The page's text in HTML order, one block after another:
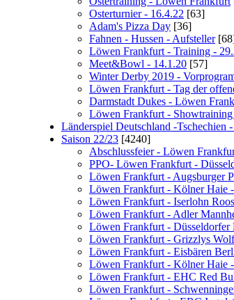
Osterturnier - 16.4.22 [63]
Adam's Pizza Day [36]
Fahnen - Hussen - Aufsteller
Löwen Frankfurt - Training -
Meet&Bowl - 14.1.20 [57]
Winter Derby 2019 -
Löwen Frankfurt - Tag der
Darmstadt Dukes - Löwen
Löwen Frankfurt -
Länderspiel Deutschland -Tschechien
Saison 22/23 [4240]
Abschlussfeier - Löwen
PPO- Löwen Frankfurt -
Löwen Frankfurt - Augsburger
Löwen Frankfurt - Kölner Haie
Löwen Frankfurt - Iserlohn
Löwen Frankfurt - Adler
Löwen Frankfurt - Düsseldorfer
Löwen Frankfurt - Grizzlys
Löwen Frankfurt - Eisbären
Löwen Frankfurt - Kölner Haie
Löwen Frankfurt - EHC Red
Löwen Frankfurt -